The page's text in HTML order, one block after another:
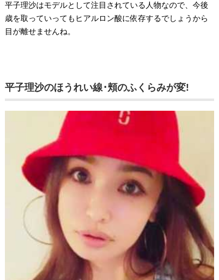
平子理沙はモデルとして注目されている人物なので、今後
歳を取っていってもヒアルロン酸に依存するでしょうから
目が離せませんね。
平子理沙のほうれい線･頬のふくらみが変!